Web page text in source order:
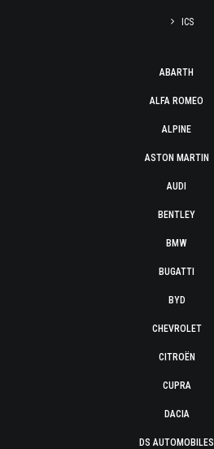
ICS
ABARTH
ALFA ROMEO
ALPINE
ASTON MARTIN
AUDI
BENTLEY
BMW
BUGATTI
BYD
CHEVROLET
CITROËN
CUPRA
DACIA
DS AUTOMOBILES